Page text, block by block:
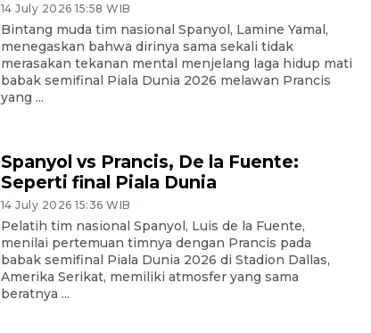
14 July 2026 15:58 WIB
Bintang muda tim nasional Spanyol, Lamine Yamal,
menegaskan bahwa dirinya sama sekali tidak
merasakan tekanan mental menjelang laga hidup mati
babak semifinal Piala Dunia 2026 melawan Prancis
yang ...
Spanyol vs Prancis, De la Fuente:
Seperti final Piala Dunia
14 July 2026 15:36 WIB
Pelatih tim nasional Spanyol, Luis de la Fuente,
menilai pertemuan timnya dengan Prancis pada
babak semifinal Piala Dunia 2026 di Stadion Dallas,
Amerika Serikat, memiliki atmosfer yang sama
beratnya ...